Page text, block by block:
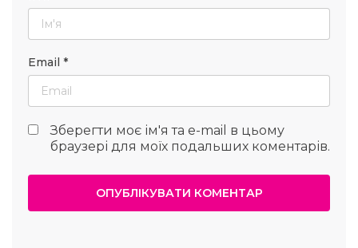
Email *
Зберегти моє ім'я та e-mail в цьому
браузері для моїх подальших коментарів.